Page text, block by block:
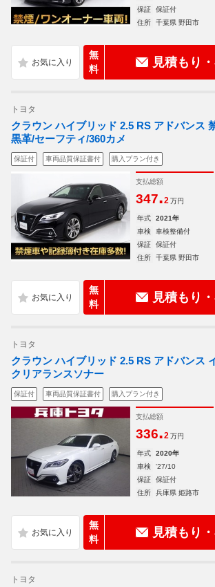
保証
保証付
住所
千葉県 野田市
無
料
見積もり
トヨタ
クラウン ハイブリッド 2.5 RS アドバンス
黒革/セーフティ/360カメ
保証付 車両品質保証書付 購入プラン付き
支払総額
347.2 万円
年式 2021年
車検
車検整備付
保証
保証付
住所
千葉県 野田市
無
料
見積もり
トヨタ
クラウン ハイブリッド 2.5 RS アドバンス
クリアランスソナー
保証付 車両品質保証書付 購入プラン付き
支払総額
336.2 万円
年式 2020年
車検
'27/10
保証
保証付
住所
兵庫県 姫路市
無
料
見積もり
トヨタ